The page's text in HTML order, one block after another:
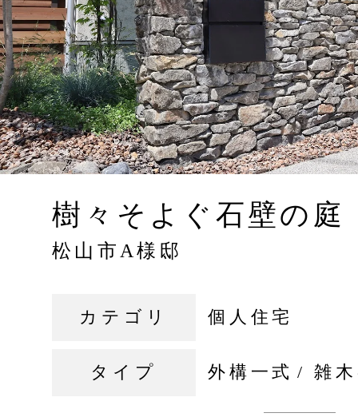
樹々そよぐ石壁の庭
松山市A様邸
カテゴリ 個人住宅
タイプ 外構一式 雑